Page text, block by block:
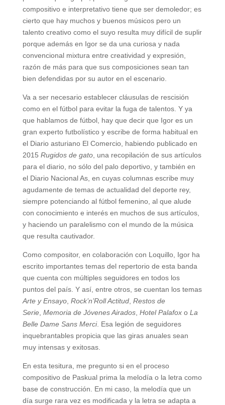
compositivo e interpretativo tiene que ser demoledor; es
cierto que hay muchos y buenos músicos pero un
talento creativo como el suyo resulta muy difícil de suplir
porque además en Igor se da una curiosa y nada
convencional mixtura entre creatividad y expresión,
razón de más para que sus composiciones sean tan
bien defendidas por su autor en el escenario.
Va a ser necesario establecer cláusulas de rescisión
como en el fútbol para evitar la fuga de talentos. Y ya
que hablamos de fútbol, hay que decir que Igor es un
gran experto futbolístico y escribe de forma habitual en
el Diario asturiano El Comercio, habiendo publicado en
2015 Rugidos de gato, una recopilación de sus artículos
para el diario, no sólo del palo deportivo, y también en
el Diario Nacional As, en cuyas columnas escribe muy
agudamente de temas de actualidad del deporte rey,
siempre potenciando al fútbol femenino, al que alude
con conocimiento e interés en muchos de sus artículos,
y haciendo un paralelismo con el mundo de la música
que resulta cautivador.
Como compositor, en colaboración con Loquillo, Igor ha
escrito importantes temas del repertorio de esta banda
que cuenta con múltiples seguidores en todos los
puntos del país. Y así, entre otros, se cuentan los temas
Arte y Ensayo, Rock’n’Roll Actitud, Restos de
Serie, Memoria de Jóvenes Airados, Hotel Palafoxo La
Belle Dame Sans Merci. Esa legión de seguidores
inquebrantables propicia que las giras anuales sean
muy intensas y exitosas.
En esta tesitura, me pregunto si en el proceso
compositivo de Paskual prima la melodía o la letra como
base de construcción. En mi caso, la melodía que un
día surge rara vez es modificada y la letra se adapta a